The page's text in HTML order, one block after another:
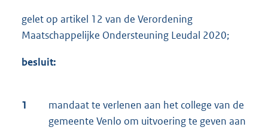
gelet op artikel 12 van de Verordening
Maatschappelijke Ondersteuning Leudal 2020;
besluit:
1
mandaat te verlenen aan het college van de
gemeente Venlo om uitvoering te geven aan